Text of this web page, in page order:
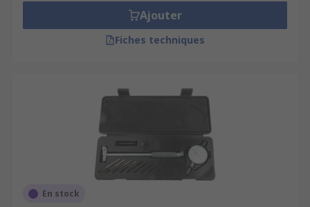
Ajouter
Fiches techniques
En stock